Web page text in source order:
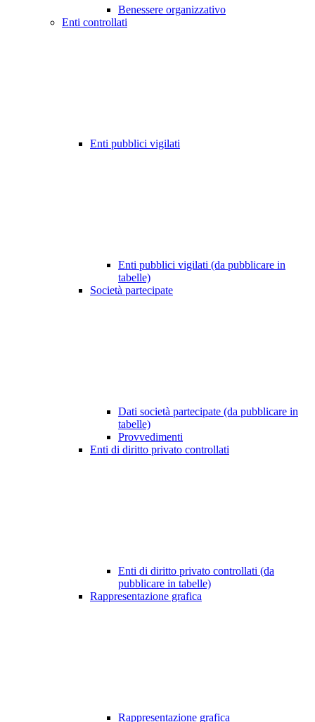
Benessere organizzativo
Enti controllati
Enti pubblici vigilati
Enti pubblici vigilati (da pubblicare in
tabelle)
Società partecipate
Dati società partecipate (da pubblicare in
tabelle)
Provvedimenti
Enti di diritto privato controllati
Enti di diritto privato controllati (da
pubblicare in tabelle)
Rappresentazione grafica
Rappresentazione grafica